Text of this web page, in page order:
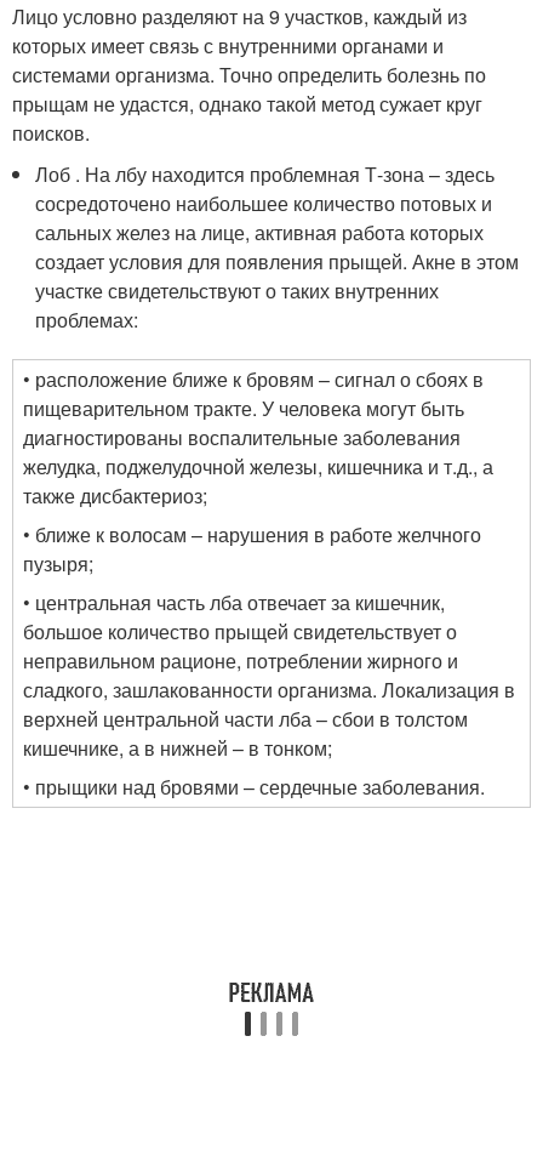
Лицо условно разделяют на 9 участков, каждый из
которых имеет связь с внутренними органами и
системами организма. Точно определить болезнь по
прыщам не удастся, однако такой метод сужает круг
поисков.
Лоб . На лбу находится проблемная Т-зона – здесь
сосредоточено наибольшее количество потовых и
сальных желез на лице, активная работа которых
создает условия для появления прыщей. Акне в этом
участке свидетельствуют о таких внутренних
проблемах:
• расположение ближе к бровям – сигнал о сбоях в
пищеварительном тракте. У человека могут быть
диагностированы воспалительные заболевания
желудка, поджелудочной железы, кишечника и т.д., а
также дисбактериоз;
• ближе к волосам – нарушения в работе желчного
пузыря;
• центральная часть лба отвечает за кишечник,
большое количество прыщей свидетельствует о
неправильном рационе, потреблении жирного и
сладкого, зашлакованности организма. Локализация в
верхней центральной части лба – сбои в толстом
кишечнике, а в нижней – в тонком;
• прыщики над бровями – сердечные заболевания.